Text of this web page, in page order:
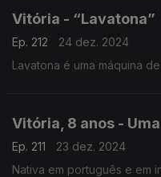
Vitória - “Lavatona”
Ep. 212
24 dez. 2024
Lavatona é uma máquina
Vitória, 8 anos -
Ep. 211
23 dez. 2024
Nativa em português e em